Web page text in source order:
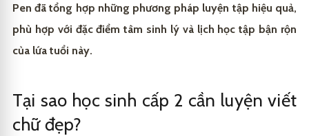
2.1 Ôn lại các nét cơ bản trước khi luyện chữ
2.4 Viết đoạn văn hoàn chỉnh mỗi ngày
Học sinh cấp 2 nên luyện chữ bằng bút gì?
3.1 Ưu điểm của bút máy trong việc luyện chữ
3.3
Các dòng bút cao cấp hỗ trợ luyện chữ chuyên
nghiệp
4 Lộ trình luyện viết chữ đẹp 30 ngày cho học sinh cấp
Tuần 2-3: Luyện chữ theo nhóm và kết nối
King Pen đồng hành cùng con trên hành trình rèn
nét chữ đẹp
Pen đã tổng hợp những phương pháp luyện tập hiệu quả,
phù hợp với đặc điểm tâm sinh lý và lịch học tập bận rộn
của lứa tuổi này.
Tại sao học sinh cấp 2 cần luyện viết
chữ đẹp?